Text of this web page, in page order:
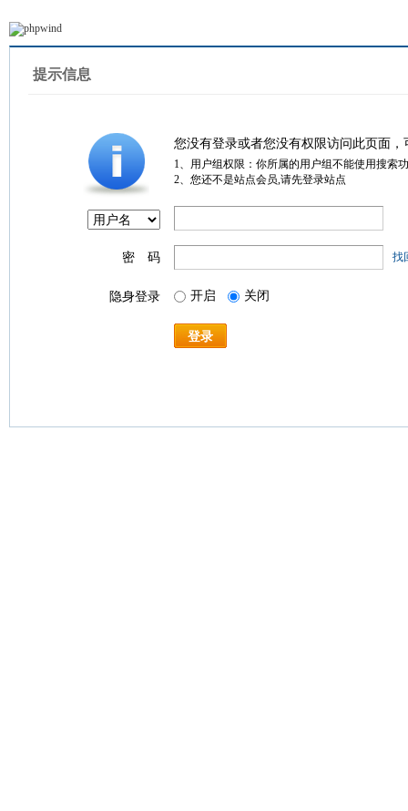
提示信息
您没有登录或者您没有权限访问此页面
1、用户组权限：你所属的用户组不能使用搜索
2、您还不是站点会员,请先登录站点
密 码 找
隐身登录 开启 关闭
登录